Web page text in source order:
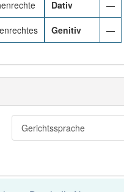
Dativ —
Genitiv —
Gerichtssprache